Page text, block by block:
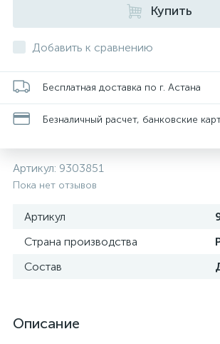
Купить
Добавить к сравнению
Бесплатная доставка по г. Астана
Безналичный расчет, банковские
Артикул: 9303851
Пока нет отзывов
Артикул
Страна производства
Состав
Описание